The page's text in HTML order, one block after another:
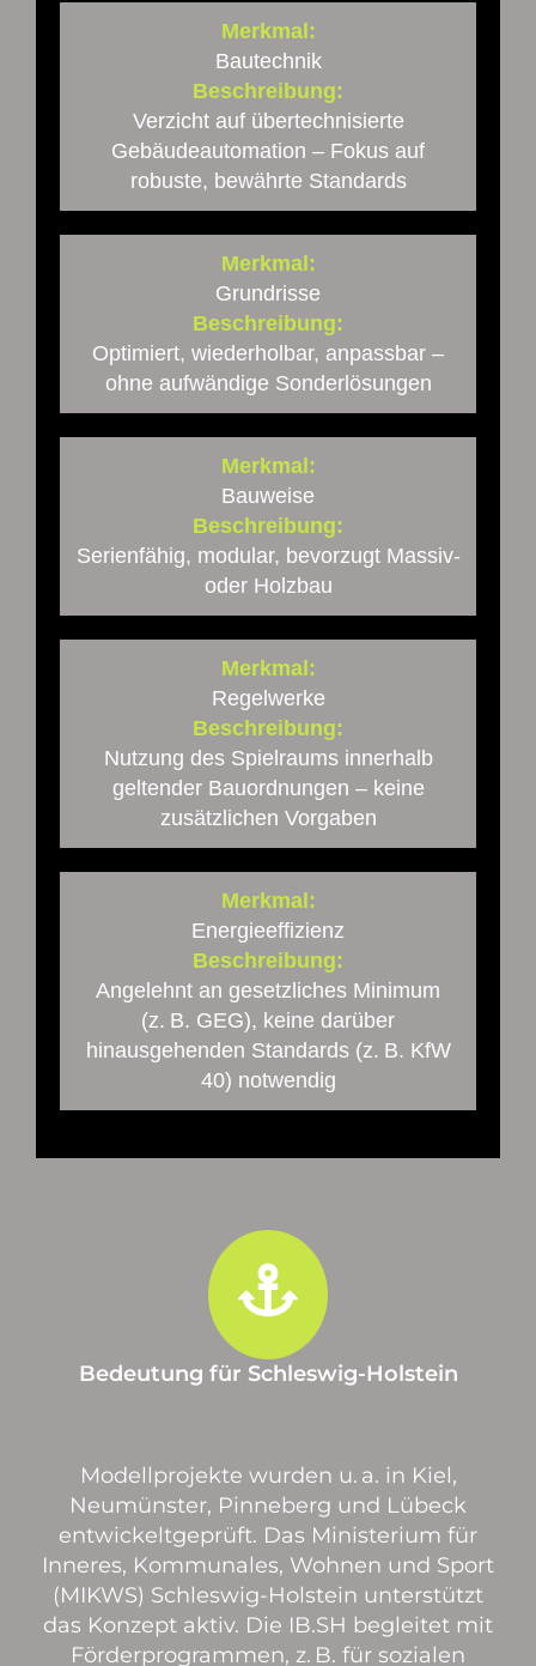
Merkmal:
Bautechnik
Beschreibung:
Verzicht auf übertechnisierte
Gebäudeautomation – Fokus auf
robuste, bewährte Standards
Merkmal:
Grundrisse
Beschreibung:
Optimiert, wiederholbar, anpassbar –
ohne aufwändige Sonderlösungen
Merkmal:
Bauweise
Beschreibung:
Serienfähig, modular, bevorzugt Massiv-
oder Holzbau
Merkmal:
Regelwerke
Beschreibung:
Nutzung des Spielraums innerhalb
geltender Bauordnungen – keine
zusätzlichen Vorgaben
Merkmal:
Energieeffizienz
Beschreibung:
Angelehnt an gesetzliches Minimum
(z. B. GEG), keine darüber
hinausgehenden Standards (z. B. KfW
40) notwendig
Bedeutung für Schleswig-Holstein
Modellprojekte wurden u. a. in Kiel,
Neumünster, Pinneberg und Lübeck
entwickeltgeprüft. Das Ministerium für
Inneres, Kommunales, Wohnen und Sport
(MIKWS) Schleswig-Holstein unterstützt
das Konzept aktiv. Die IB.SH begleitet mit
Förderprogrammen, z. B. für sozialen